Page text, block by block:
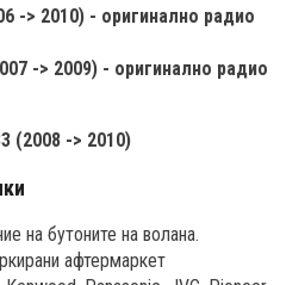
-> 2010) - оригинално радио
-> 2009) - оригинално радио
(2008 -> 2010)
на бутоните на волана.
афтермаркет